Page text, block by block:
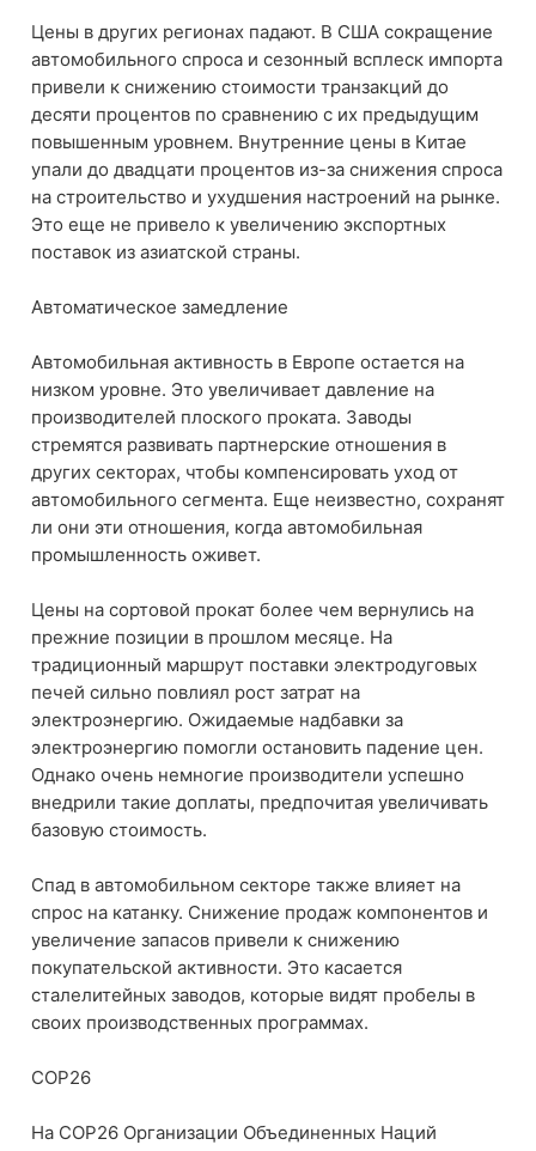
Цены в других регионах падают. В США сокращение
автомобильного спроса и сезонный всплеск импорта
привели к снижению стоимости транзакций до
десяти процентов по сравнению с их предыдущим
повышенным уровнем. Внутренние цены в Китае
упали до двадцати процентов из-за снижения спроса
на строительство и ухудшения настроений на рынке.
Это еще не привело к увеличению экспортных
поставок из азиатской страны.
Автоматическое замедление
Автомобильная активность в Европе остается на
низком уровне. Это увеличивает давление на
производителей плоского проката. Заводы
стремятся развивать партнерские отношения в
других секторах, чтобы компенсировать уход от
автомобильного сегмента. Еще неизвестно, сохранят
ли они эти отношения, когда автомобильная
промышленность оживет.
Цены на сортовой прокат более чем вернулись на
прежние позиции в прошлом месяце. На
традиционный маршрут поставки электродуговых
печей сильно повлиял рост затрат на
электроэнергию. Ожидаемые надбавки за
электроэнергию помогли остановить падение цен.
Однако очень немногие производители успешно
внедрили такие доплаты, предпочитая увеличивать
базовую стоимость.
Спад в автомобильном секторе также влияет на
спрос на катанку. Снижение продаж компонентов и
увеличение запасов привели к снижению
покупательской активности. Это касается
сталелитейных заводов, которые видят пробелы в
своих производственных программах.
COP26
На COP26 Организации Объединенных Наций